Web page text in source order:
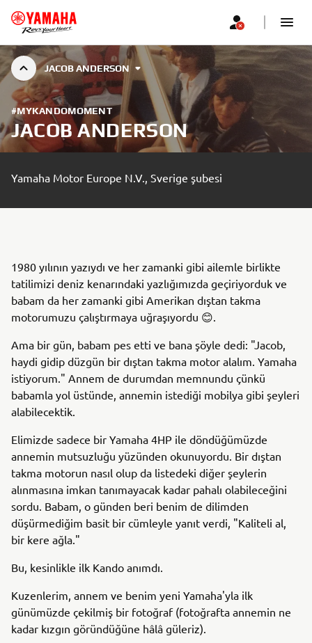
JACOB ANDERSON
#MYKANDOMOMENT
JACOB ANDERSON
Yamaha Motor Europe N.V., Sverige şubesi
1980 yılının yazıydı ve her zamanki gibi ailemle birlikte
tatilimizi deniz kenarındaki yazlığımızda geçiriyorduk ve
babam da her zamanki gibi Amerikan dıştan takma
motorumuzu çalıştırmaya uğraşıyordu 😊.
Ama bir gün, babam pes etti ve bana şöyle dedi: "Jacob,
haydi gidip düzgün bir dıştan takma motor alalım. Yamaha
istiyorum." Annem de durumdan memnundu çünkü
babamla yol üstünde, annemin istediği mobilya gibi şeyleri
alabilecektik.
Elimizde sadece bir Yamaha 4HP ile döndüğümüzde
annemin mutsuzluğu yüzünden okunuyordu. Bir dıştan
takma motorun nasıl olup da listedeki diğer şeylerin
alınmasına imkan tanımayacak kadar pahalı olabileceğini
sordu. Babam, o günden beri benim de dilimden
düşürmediğim basit bir cümleyle yanıt verdi, "Kaliteli al,
bir kere ağla."
Bu, kesinlikle ilk Kando anımdı.
Kuzenlerim, annem ve benim yeni Yamaha'yla ilk
günümüzde çekilmiş bir fotoğraf (fotoğrafta annemin ne
kadar kızgın göründüğüne hâlâ güleriz).